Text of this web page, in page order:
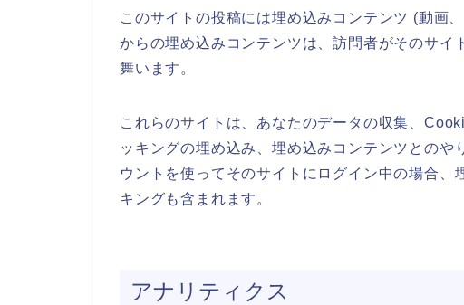
このサイトの投稿には埋め込みコンテンツ (動画
からの埋め込みコンテンツは、訪問者がそのサイ
舞います。
これらのサイトは、あなたのデータの収集、
ッキングの埋め込み、埋め込みコンテンツとのや
ウントを使ってそのサイトにログイン中の場合、
キングも含まれます。
アナリティクス